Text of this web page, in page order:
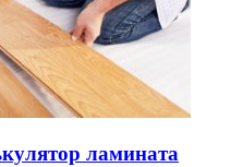
ламината